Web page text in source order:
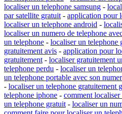
localiser un telephone samsung -
par satellite gratuit - application pour
localiser un telephone android -
localiser un numero de telephone
un telephone - localiser un telephone
gratuitement avis - application pour
gratuitement - localiser gratuitement
telephone perdu - localiser un
un telephone portable avec son
- localiser un telephone gratuitement
telephone iphone - comment
un telephone gratuit - localiser un